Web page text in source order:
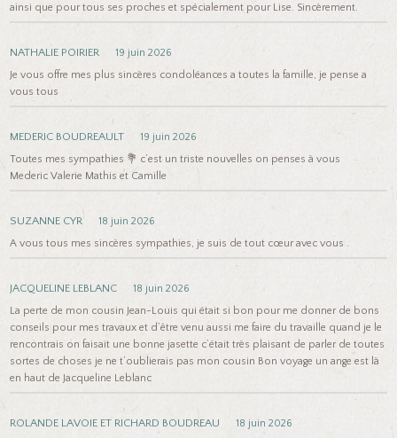
ainsi que pour tous ses proches et spécialement pour Lise. Sincèrement.
NATHALIE POIRIER
19 juin 2026
Je vous offre mes plus sincères condoléances a toutes la famille, je pense a
vous tous
MEDERIC BOUDREAULT
19 juin 2026
Toutes mes sympathies 💐 c’est un triste nouvelles on penses à vous
Mederic Valerie Mathis et Camille
SUZANNE CYR
18 juin 2026
A vous tous mes sincères sympathies, je suis de tout cœur avec vous .
JACQUELINE LEBLANC
18 juin 2026
La perte de mon cousin Jean-Louis qui était si bon pour me donner de bons
conseils pour mes travaux et d’être venu aussi me faire du travaille quand je le
rencontrais on faisait une bonne jasette c’était très plaisant de parler de toutes
sortes de choses je ne t’oublierais pas mon cousin Bon voyage un ange est là
en haut de Jacqueline Leblanc
ROLANDE LAVOIE ET RICHARD BOUDREAU
18 juin 2026